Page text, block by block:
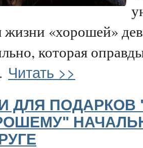
жизни «хорошей»
которая
Читать >>
ДЛЯ